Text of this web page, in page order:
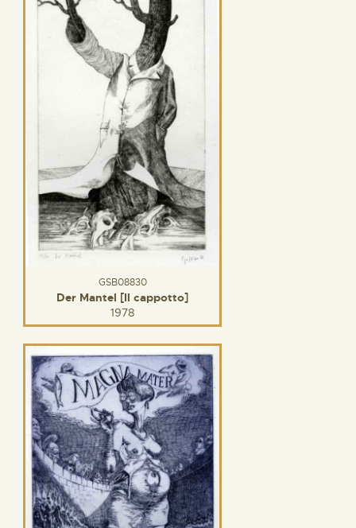
GSB08830
Der Mantel [Il cappotto]
1978